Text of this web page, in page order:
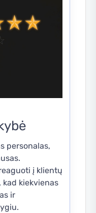
personalas,
į klientų
kiekvienas
ir